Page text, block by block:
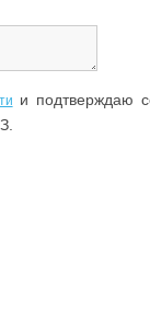
и подтверждаю